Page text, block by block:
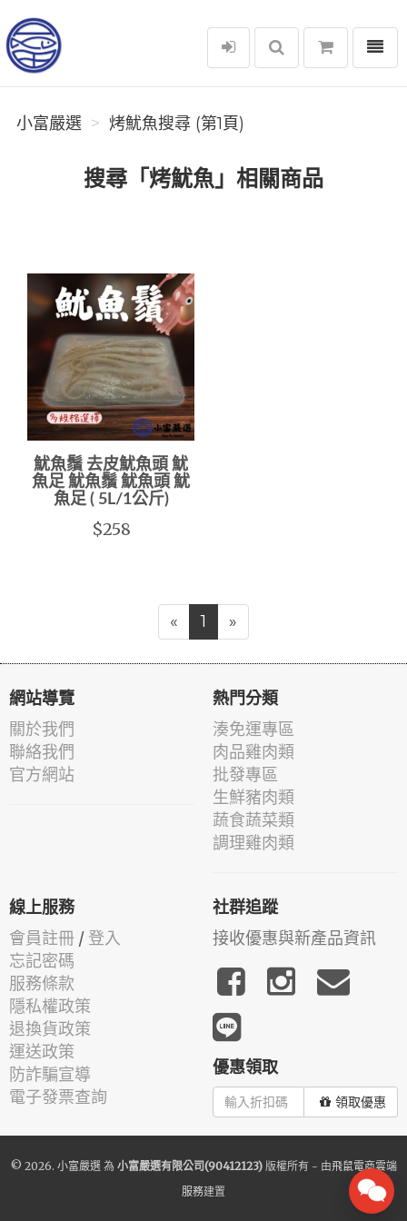
小富嚴選
選單
小富嚴選 烤魷魚搜尋 (第1頁)
搜尋「烤魷魚」相關商品
魷魚鬚 去皮魷魚頭 魷
魚足 魷魚鬚 魷魚頭 魷
魚足 ( 5L/1公斤)
$258
« 1 »
網站導覽
關於我們
聯絡我們
官方網站
熱門分類
湊免運專區
肉品雞肉類
批發專區
生鮮豬肉類
蔬食蔬菜類
調理雞肉類
線上服務
會員註冊 / 登入
忘記密碼
服務條款
隱私權政策
退換貨政策
運送政策
防詐騙宣導
電子發票查詢
社群追蹤
接收優惠與新產品資訊
優惠領取
領取優惠
© 2026. 小富嚴選為 小富嚴選有限公司(90412123)版權所有 - 由飛鼠電商雲端
服務建置